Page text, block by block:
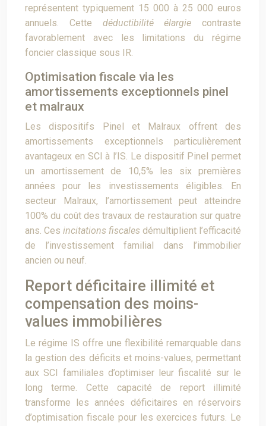
représentent typiquement 15 000 à 25 000 euros
annuels. Cette déductibilité élargie contraste
favorablement avec les limitations du régime
foncier classique sous IR.
Optimisation fiscale via les
amortissements exceptionnels pinel
et malraux
Les dispositifs Pinel et Malraux offrent des
amortissements exceptionnels particulièrement
avantageux en SCI à l’IS. Le dispositif Pinel permet
un amortissement de 10,5% les six premières
années pour les investissements éligibles. En
secteur Malraux, l’amortissement peut atteindre
100% du coût des travaux de restauration sur quatre
ans. Ces incitations fiscales démultiplient l’efficacité
de l’investissement familial dans l’immobilier
ancien ou neuf.
Report déficitaire illimité et
compensation des moins-
values immobilières
Le régime IS offre une flexibilité remarquable dans
la gestion des déficits et moins-values, permettant
aux SCI familiales d’optimiser leur fiscalité sur le
long terme. Cette capacité de report illimité
transforme les années déficitaires en réservoirs
d’optimisation fiscale pour les exercices futurs. Le